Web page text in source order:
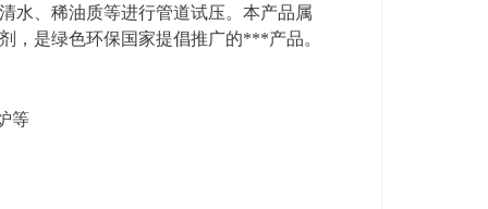
水、稀油质等进行管道试压。本产品属
，是绿色环保国家提倡推广的***产品。
等